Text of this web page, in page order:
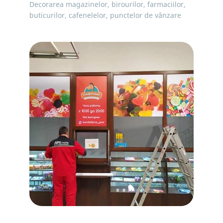
Decorarea magazinelor, birourilor, farmaciilor,
buticurilor, cafenelelor, punctelor de vânzare